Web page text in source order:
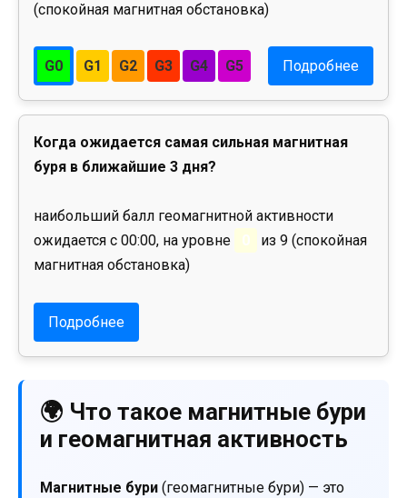
(спокойная магнитная обстановка)
G0 G1 G2 G3 G4 G5 Подробнее
Когда ожидается самая сильная магнитная
буря в ближайшие 3 дня?
наибольший балл геомагнитной активности
ожидается с 00:00, на уровне
0
из 9 (спокойная
магнитная обстановка)
Подробнее
🌍 Что такое магнитные бури
и геомагнитная активность
Магнитные бури (геомагнитные бури) — это